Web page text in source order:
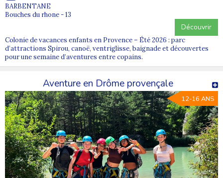
BARBENTANE
Bouches du rhone - 13
Découvrir
Colonie de vacances enfants en Provence – Été 2026 : parc
d’attractions Spirou, canoë, ventriglisse, baignade et découvertes
pour une semaine d’aventures entre copains.
Aventure en Drôme provençale
12-16 ANS